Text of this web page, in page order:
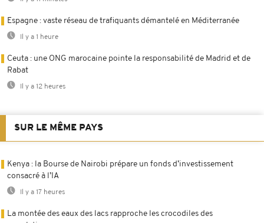
Espagne : vaste réseau de trafiquants démantelé en Méditerranée
Il y a 1 heure
Ceuta : une ONG marocaine pointe la responsabilité de Madrid et de
Rabat
Il y a 12 heures
SUR LE MÊME PAYS
Kenya : la Bourse de Nairobi prépare un fonds d’investissement
consacré à l’IA
Il y a 17 heures
La montée des eaux des lacs rapproche les crocodiles des